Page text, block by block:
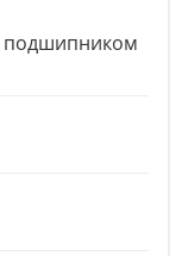
подшипником